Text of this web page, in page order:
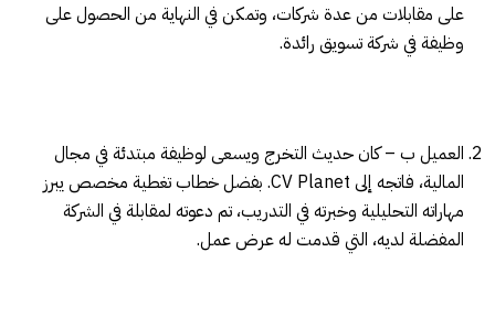
على مقابلات من عدة شركات، وتمكن في النهاية من الحصول على
وظيفة في شركة تسويق رائدة.
العميل ب – كان حديث التخرج ويسعى لوظيفة مبتدئة في مجال
المالية، فاتجه إلى CV Planet. بفضل خطاب تغطية مخصص يبرز
مهاراته التحليلية وخبرته في التدريب، تم دعوته لمقابلة في الشركة
المفضلة لديه، التي قدمت له عرض عمل.